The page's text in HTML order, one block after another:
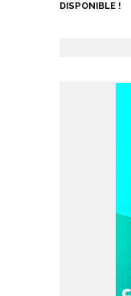
DISPONIBLE !